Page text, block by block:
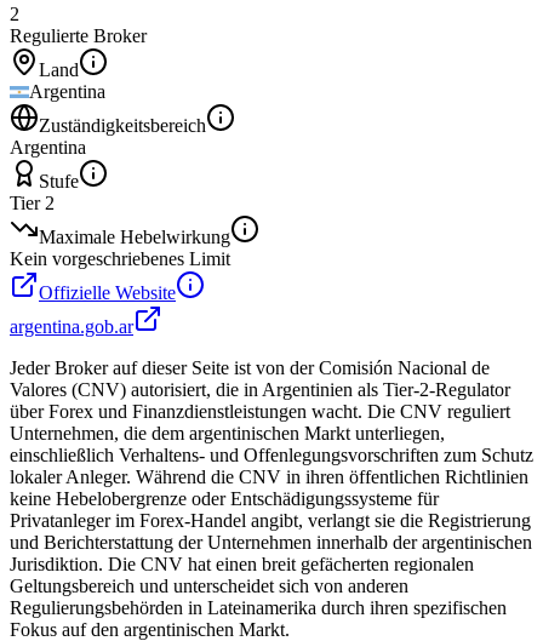
2
Regulierte Broker
Land
Argentina
Zuständigkeitsbereich
Argentina
Stufe
Tier 2
Maximale Hebelwirkung
Kein vorgeschriebenes Limit
Offizielle Website
argentina.gob.ar
Jeder Broker auf dieser Seite ist von der Comisión Nacional de
Valores (CNV) autorisiert, die in Argentinien als Tier-2-Regulator
über Forex und Finanzdienstleistungen wacht. Die CNV reguliert
Unternehmen, die dem argentinischen Markt unterliegen,
einschließlich Verhaltens- und Offenlegungsvorschriften zum Schutz
lokaler Anleger. Während die CNV in ihren öffentlichen Richtlinien
keine Hebelobergrenze oder Entschädigungssysteme für
Privatanleger im Forex-Handel angibt, verlangt sie die Registrierung
und Berichterstattung der Unternehmen innerhalb der argentinischen
Jurisdiktion. Die CNV hat einen breit gefächerten regionalen
Geltungsbereich und unterscheidet sich von anderen
Regulierungsbehörden in Lateinamerika durch ihren spezifischen
Fokus auf den argentinischen Markt.